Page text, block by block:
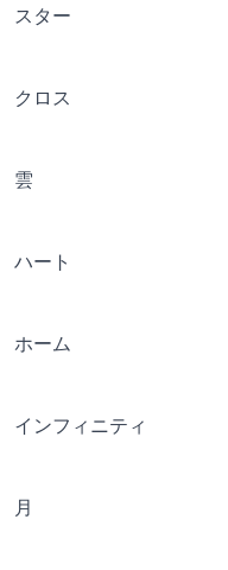
スター
クロス
雲
ハート
ホーム
インフィニティ
月